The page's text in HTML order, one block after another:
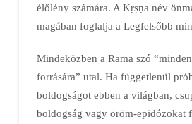
élőlény számára. A Kṛṣṇa név
magában foglalja a Legfelsőbb
Mindeközben a Rāma szó
forrására” utal. Ha függetlenül
boldogságot ebben a világban,
boldogság vagy öröm-epidózokat